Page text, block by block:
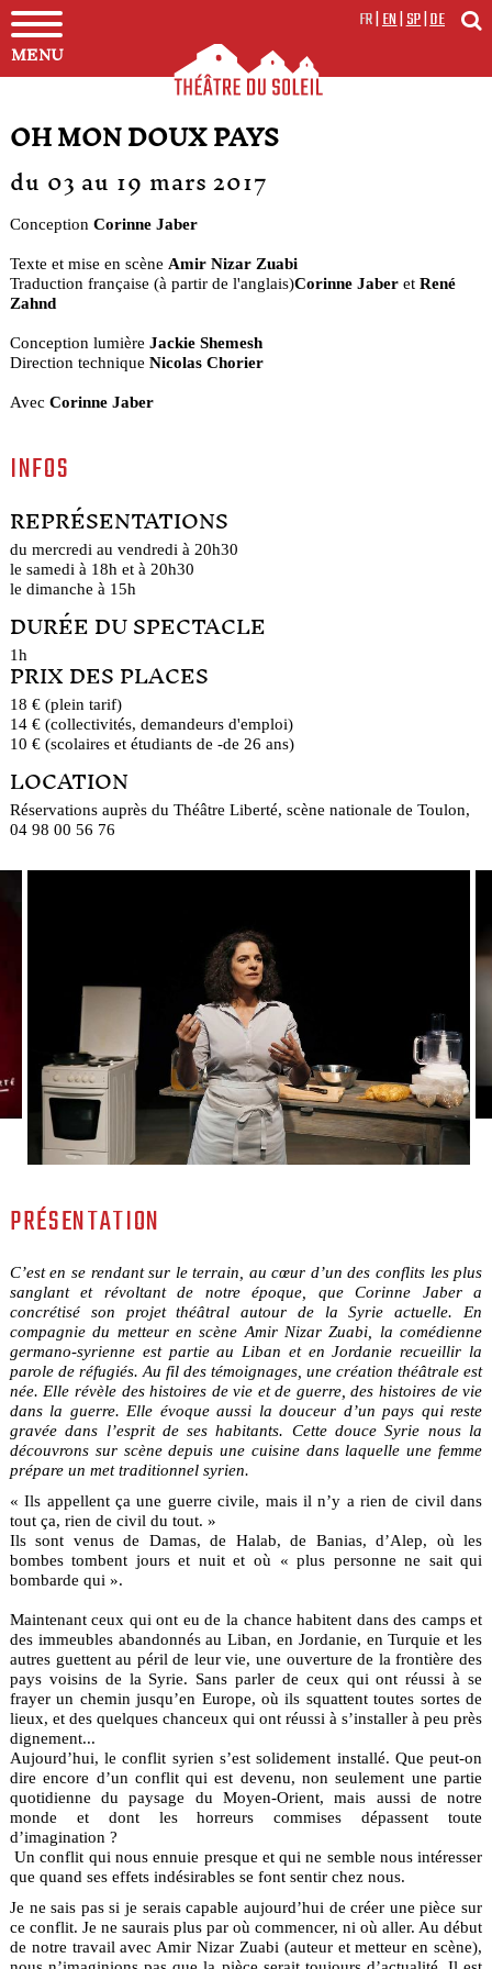
MENU
FR|EN|SP|DE
OH MON DOUX PAYS
du 03 au 19 mars 2017
Conception Corinne Jaber
Texte et mise en scène Amir Nizar Zuabi
Traduction française (à partir de l'anglais)Corinne Jaber et René
Zahnd
Conception lumière Jackie Shemesh
Direction technique Nicolas Chorier
Avec Corinne Jaber
INFOS
REPRÉSENTATIONS
du mercredi au vendredi à 20h30
le samedi à 18h et à 20h30
le dimanche à 15h
DURÉE DU SPECTACLE
1h
PRIX DES PLACES
18 € (plein tarif)
14 € (collectivités, demandeurs d'emploi)
10 € (scolaires et étudiants de -de 26 ans)
LOCATION
Réservations auprès du Théâtre Liberté, scène nationale de Toulon,
04 98 00 56 76
PRÉSENTATION
C’est en se rendant sur le terrain, au cœur d’un des conflits les plus
sanglant et révoltant de notre époque, que Corinne Jaber a
concrétisé son projet théâtral autour de la Syrie actuelle. En
compagnie du metteur en scène Amir Nizar Zuabi, la comédienne
germano-syrienne est partie au Liban et en Jordanie recueillir la
parole de réfugiés. Au fil des témoignages, une création théâtrale est
née. Elle révèle des histoires de vie et de guerre, des histoires de vie
dans la guerre. Elle évoque aussi la douceur d’un pays qui reste
gravée dans l’esprit de ses habitants. Cette douce Syrie nous la
découvrons sur scène depuis une cuisine dans laquelle une femme
prépare un met traditionnel syrien.
« Ils appellent ça une guerre civile, mais il n’y a rien de civil dans
tout ça, rien de civil du tout. »
Ils sont venus de Damas, de Halab, de Banias, d’Alep, où les
bombes tombent jours et nuit et où « plus personne ne sait qui
bombarde qui ».
Maintenant ceux qui ont eu de la chance habitent dans des camps et
des immeubles abandonnés au Liban, en Jordanie, en Turquie et les
autres guettent au péril de leur vie, une ouverture de la frontière des
pays voisins de la Syrie. Sans parler de ceux qui ont réussi à se
frayer un chemin jusqu’en Europe, où ils squattent toutes sortes de
lieux, et des quelques chanceux qui ont réussi à s’installer à peu près
dignement...
Aujourd’hui, le conflit syrien s’est solidement installé. Que peut-on
dire encore d’un conflit qui est devenu, non seulement une partie
quotidienne du paysage du Moyen-Orient, mais aussi de notre
monde et dont les horreurs commises dépassent toute
d’imagination ?
Un conflit qui nous ennuie presque et qui ne semble nous intéresser
que quand ses effets indésirables se font sentir chez nous.
Je ne sais pas si je serais capable aujourd’hui de créer une pièce sur
ce conflit. Je ne saurais plus par où commencer, ni où aller. Au début
de notre travail avec Amir Nizar Zuabi (auteur et metteur en scène),